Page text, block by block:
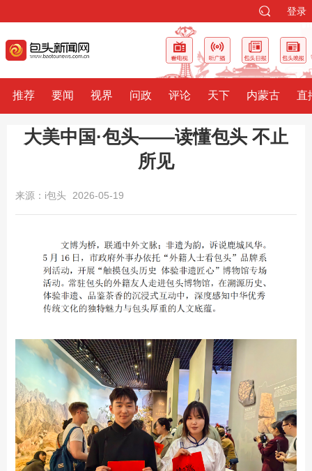
登录
推荐 要闻 视界 问政 评论 天下 内蒙古 直
大美中国·包头——读懂包头 不止
所见
来源：i包头 2026-05-19